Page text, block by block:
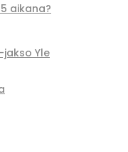
aikana?
Yle